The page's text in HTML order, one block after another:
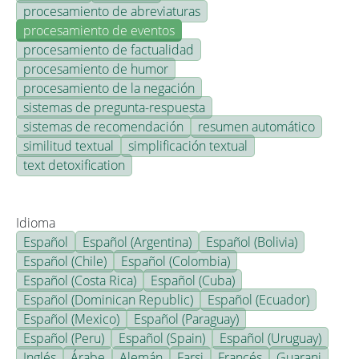
procesamiento de abreviaturas
procesamiento de eventos
procesamiento de factualidad
procesamiento de humor
procesamiento de la negación
sistemas de pregunta-respuesta
sistemas de recomendación
resumen automático
similitud textual
simplificación textual
text detoxification
Idioma
Español
Español (Argentina)
Español (Bolivia)
Español (Chile)
Español (Colombia)
Español (Costa Rica)
Español (Cuba)
Español (Dominican Republic)
Español (Ecuador)
Español (Mexico)
Español (Paraguay)
Español (Peru)
Español (Spain)
Español (Uruguay)